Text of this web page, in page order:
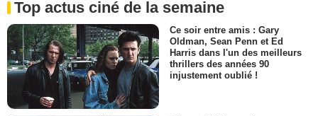
Top actus ciné de la semaine
Ce soir entre amis : Gary
Oldman, Sean Penn et Ed
Harris dans l'un des meilleurs
thrillers des années 90
injustement oublié !